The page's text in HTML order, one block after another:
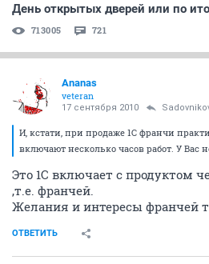
День открытых дверей или по
713005 721
Ananas
veteran
17 сентября 2010
И, кстати, при продаже 1С франчи
включают несколько часов работ. У Вас
Это 1С включает с продуктом
,т.е. франчей.
Желания и интересы франчей
ОТВЕТИТЬ